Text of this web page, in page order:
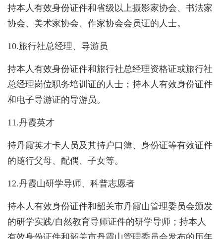
持本人有效身份证件和省级以上摄影家协会、书法家
协会、美术家协会、作家协会会员证的人士。
10.旅行社总经理、导游员
持本人有效身份证件和旅行社总经理资格证或旅行社
总经理岗位职务培训证的人士；持本人有效身份证件
和电子导游证的导游员。
11.丹霞英才
持丹霞英才卡人员及其持户口簿、身份证等有效证件
的随行父母、配偶、子女等。
12.丹霞山研学导师、科普志愿者
持本人有效身份证件和韶关市丹霞山管理委员会颁发
的研学实践/自然教育导师证件的研学导师；持本人